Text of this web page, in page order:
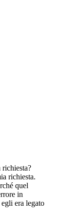
richiesta?
richiesta.
quel
in
era legato